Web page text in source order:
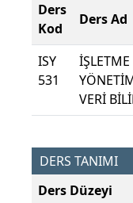
Ders
Kod
Ders Ad
ISY
531
İŞLETME
VERİ
DERS TANIMI
Ders Düzeyi